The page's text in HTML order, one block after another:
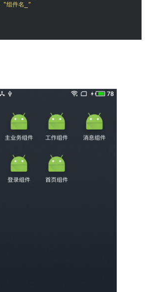
"组件名_"